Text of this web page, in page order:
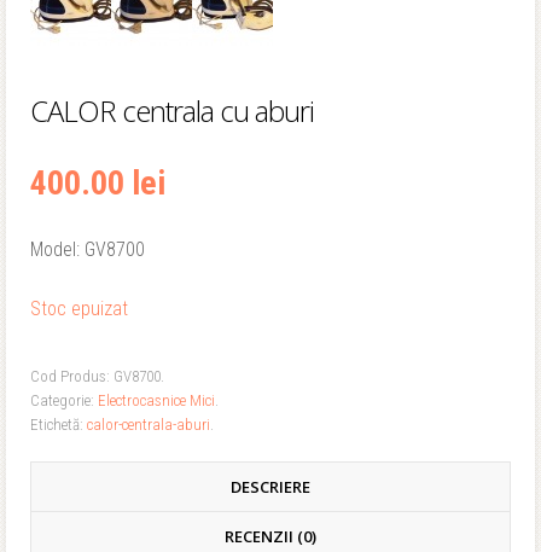
CALOR centrala cu aburi
400.00 lei
Model: GV8700
Stoc epuizat
Cod Produs: GV8700.
Categorie: Electrocasnice Mici.
Etichetă: calor-centrala-aburi.
DESCRIERE
RECENZII (0)